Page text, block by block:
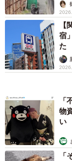
【
宿
た
「
物
い
「